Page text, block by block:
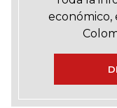
económico,